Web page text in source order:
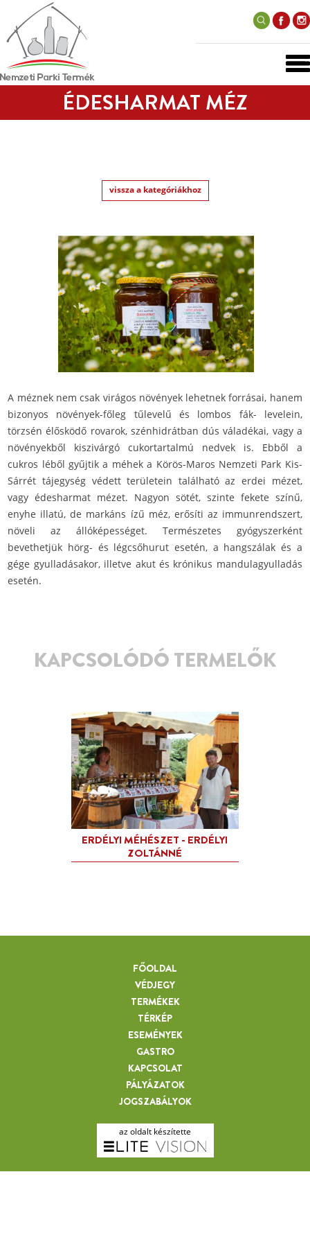
ÉDESHARMAT MÉZ
vissza a kategóriákhoz
A méznek nem csak virágos növények lehetnek forrásai, hanem
bizonyos növények-főleg tűlevelű és lombos fák- levelein,
törzsén élősködő rovarok, szénhidrátban dús váladékai, vagy a
növényekből kiszivárgó cukortartalmú nedvek is. Ebből a
cukros léből gyűjtik a méhek a Körös-Maros Nemzeti Park Kis-
Sárrét tájegység védett területein található az erdei mézet,
vagy édesharmat mézet. Nagyon sötét, szinte fekete színű,
enyhe illatú, de markáns ízű méz, erősíti az immunrendszert,
növeli az állóképességet. Természetes gyógyszerként
bevethetjük hörg- és légcsőhurut esetén, a hangszálak és a
gége gyulladásakor, illetve akut és krónikus mandulagyulladás
esetén.
KAPCSOLÓDÓ TERMELŐK
FŐOLDAL
VÉDJEGY
TERMÉKEK
TÉRKÉP
ESEMÉNYEK
GASTRO
KAPCSOLAT
PÁLYÁZATOK
JOGSZABÁLYOK
az oldalt készítette